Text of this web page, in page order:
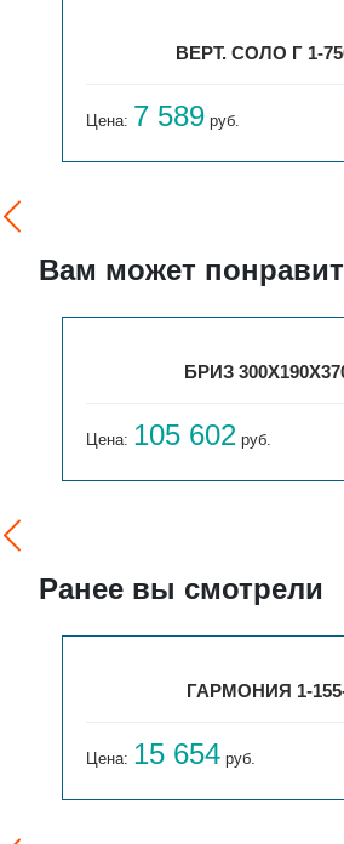
ВЕРТ. СОЛО Г 1-
Цена: 7 589 руб.
Вам может
БРИЗ
Цена: 105 602 руб.
Ранее вы смотрели
ГАРМОНИЯ 1-
Цена: 15 654 руб.